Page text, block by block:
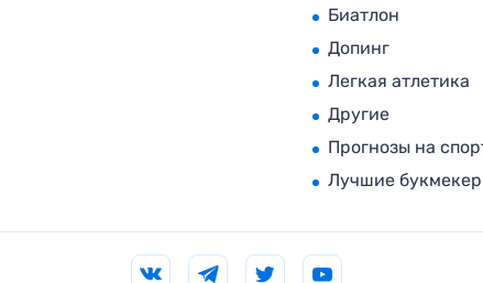
Биатлон
Допинг
Легкая атлетика
Другие
Прогнозы на
Лучшие